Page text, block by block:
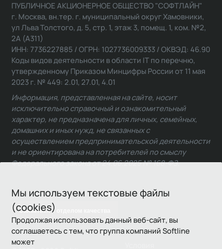
Мы используем текстовые файлы
(cookies)
Продолжая использовать данный веб-сайт, вы
соглашаетесь с тем, что группа компаний Softline
может
Связаться с отделом качества
ПУБЛИЧНОЕ АКЦИОНЕРНОЕ ОБЩЕСТВО "СОФТЛАЙН"
г. Москва, вн.тер. г. муниципальный округ Хамовники,
ул Льва Толстого, д. 5, стр. 1, этаж 3, помещ. 1, ком. №2,
2А (А311)
ИНН: 7736227885 / ОГРН: 1027736009333 / ОКВЭД: 46.90
Коды видов деятельности в области IT по перечню,
утвержденному Приказом Минцифры России от 11 мая
2023 г. № 449: 2.01, 27.01, 4.01
Информация, представленная на сайте, носит
исключительно справочный и ознакомительный
характер, не предназначена для личных, семейных,
домашних и иных нужд, не связанных с
осуществлением предпринимательской деятельности
и не ориентирована на потребителей по смыслу
Федерального закона от 24.06.2025 № 168-ФЗ.